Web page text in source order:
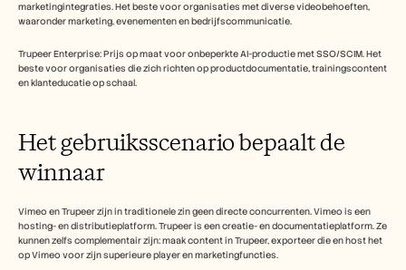
marketingintegraties. Het beste voor organisaties met diverse videobehoeften,
waaronder marketing, evenementen en bedrijfscommunicatie.
Trupeer Enterprise: Prijs op maat voor onbeperkte AI-productie met SSO/SCIM. Het
beste voor organisaties die zich richten op productdocumentatie, trainingscontent
en klanteducatie op schaal.
Het gebruiksscenario bepaalt de
winnaar
Vimeo en Trupeer zijn in traditionele zin geen directe concurrenten. Vimeo is een
hosting- en distributieplatform. Trupeer is een creatie- en documentatieplatform. Ze
kunnen zelfs complementair zijn: maak content in Trupeer, exporteer die en host het
op Vimeo voor zijn superieure player en marketingfuncties.